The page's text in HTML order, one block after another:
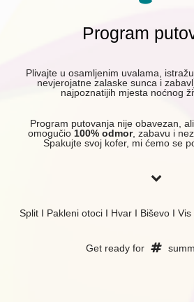
Program
Plivajte u osamljenim uvalama,
nevjerojatne zalaske sunca i
najpoznatijih mjesta noćnog
Program putovanja nije obavezan,
omogučio 100% odmor, zabavu i
Spakujte svoj kofer, mi ćemo se
Split I Pakleni otoci I Hvar I Biševo I
Get ready for